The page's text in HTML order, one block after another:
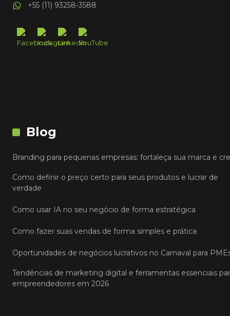
+55 (11) 93258-3588
Blog
Branding para pequenas empresas: fortaleça sua marca e
Como definir o preço certo para seus produtos e lucrar de
verdade
Como usar IA no seu negócio de forma estratégica
Como fazer suas vendas de forma simples e prática
Oportunidades de negócios lucrativos no Carnaval para
Tendências de marketing digital e ferramentas essenciais
empreendedores em 2026